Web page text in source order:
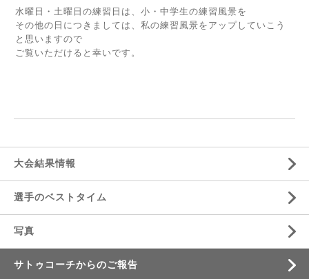
水曜日・土曜日の練習日は、小・中学生の練習風景を
その他の日につきましては、私の練習風景をアップしていこう
と思いますので
ご覧いただけると幸いです。
大会結果情報
選手のベストタイム
写真
サトゥコーチからのご報告